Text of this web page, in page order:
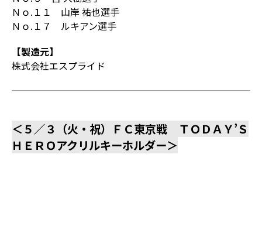
Ｎｏ.１１ 山岸 祐也選手
Ｎｏ.１７ ルキアン選手
【製造元】
株式会社エスプライド
＜５／３（火・祝）ＦＣ東京戦 ＴＯＤＡＹ’Ｓ
ＨＥＲＯアクリルキーホルダー＞